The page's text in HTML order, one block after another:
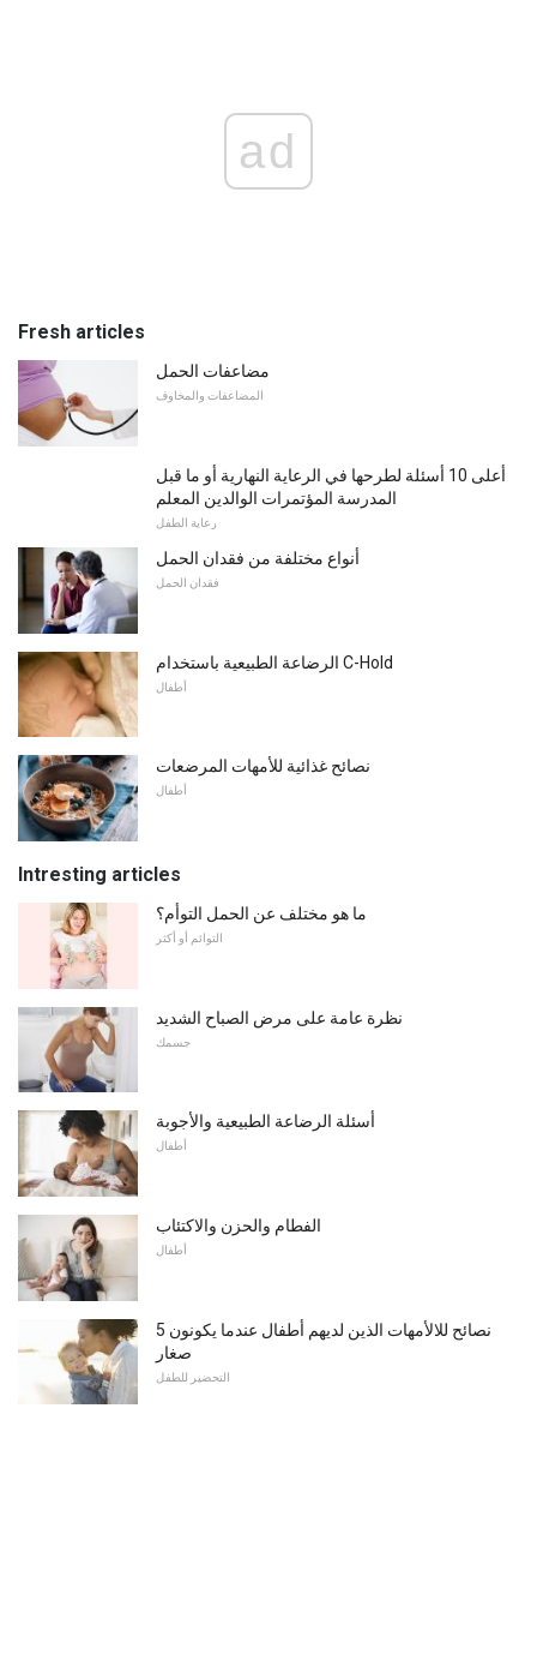
ad
Fresh articles
مضاعفات الحمل
المضاعفات والمخاوف
أعلى 10 أسئلة لطرحها في الرعاية النهارية أو ما قبل
المدرسة المؤتمرات الوالدين المعلم
رعاية الطفل
أنواع مختلفة من فقدان الحمل
فقدان الحمل
الرضاعة الطبيعية باستخدام C-Hold
أطفال
نصائح غذائية للأمهات المرضعات
أطفال
Intresting articles
ما هو مختلف عن الحمل التوأم؟
التوائم أو أكثر
نظرة عامة على مرض الصباح الشديد
جسمك
أسئلة الرضاعة الطبيعية والأجوبة
أطفال
الفطام والحزن والاكتئاب
أطفال
5 نصائح للالأمهات الذين لديهم أطفال عندما يكونون
صغار
التحضير للطفل